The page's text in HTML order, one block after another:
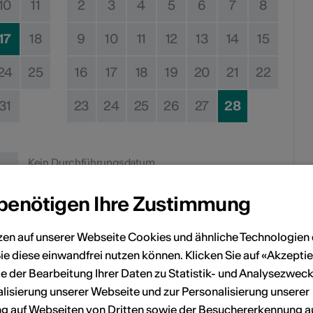
11
18
25
2 3 4 5 6 7 8
9 10 11 12 13 14 15
16 17 18 19 20 21 22
23 24 25 26 27 28
Kein Durchführungsdatum
Ihrem persönlichen Kalender hinzuzufügen.
Ihre Zustimmung
auf unserer Webseite Cookies und ähnliche Technologien
diese einwandfrei nutzen können. Klicken Sie auf
der Bearbeitung Ihrer Daten zu Statistik- und
unserer Webseite und zur Personalisierung unserer
auf Webseiten von Dritten sowie der Besuchererkennung